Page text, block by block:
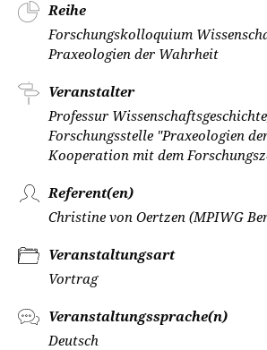
Reihe
Forschungskolloquium
Praxeologien der Wahrheit
Veranstalter
Professur
Forschungsstelle "Praxeologien
Kooperation mit dem
Referent(en)
Christine von Oertzen (MPIWG
Veranstaltungsart
Vortrag
Veranstaltungssprache(n)
Deutsch